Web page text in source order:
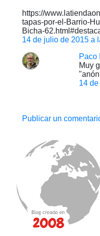
https://
tapas-por-el-Barrio-
Bicha-
14 de julio de 2015 a
Paco
Muy
14
Publicar un